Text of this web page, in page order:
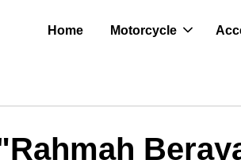
Home Motorcycle